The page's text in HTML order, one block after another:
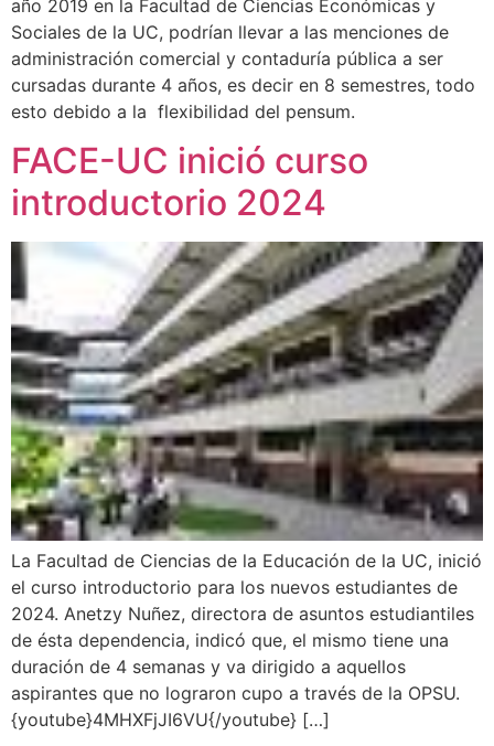
año 2019 en la Facultad de Ciencias Económicas y
Sociales de la UC, podrían llevar a las menciones de
administración comercial y contaduría pública a ser
cursadas durante 4 años, es decir en 8 semestres, todo
esto debido a la flexibilidad del pensum.
FACE-UC inició curso
introductorio 2024
La Facultad de Ciencias de la Educación de la UC, inició
el curso introductorio para los nuevos estudiantes de
2024. Anetzy Nuñez, directora de asuntos estudiantiles
de ésta dependencia, indicó que, el mismo tiene una
duración de 4 semanas y va dirigido a aquellos
aspirantes que no lograron cupo a través de la OPSU.
{youtube}4MHXFjJI6VU{/youtube} […]